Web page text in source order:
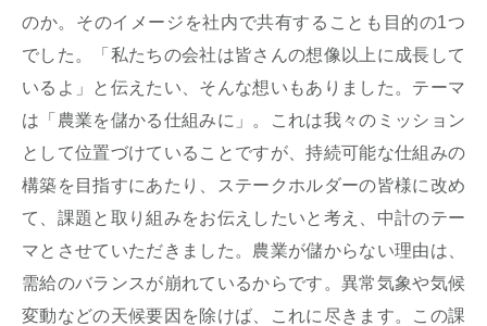
のか。そのイメージを社内で共有することも目的の1つ
でした。「私たちの会社は皆さんの想像以上に成長して
いるよ」と伝えたい、そんな想いもありました。テーマ
は「農業を儲かる仕組みに」。これは我々のミッション
として位置づけていることですが、持続可能な仕組みの
構築を目指すにあたり、ステークホルダーの皆様に改め
て、課題と取り組みをお伝えしたいと考え、中計のテー
マとさせていただきました。農業が儲からない理由は、
需給のバランスが崩れているからです。異常気象や気候
変動などの天候要因を除けば、これに尽きます。この課